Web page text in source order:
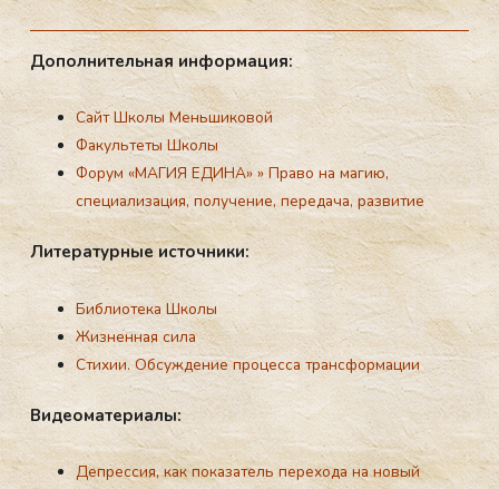
До­пол­ни­тель­ная ин­форма­ция:
Сайт Школы Меньшиковой
Факультеты Школы
Форум «МАГИЯ ЕДИНА» »Право на магию,
специализация, получение, передача, развитие
Ли­тера­тур­ные ис­точни­ки:
Библиотека Школы
Жизненная сила
Стихии. Обсуждение процесса трансформации
Ви­де­ома­тери­алы:
Депрессия, как показатель перехода на новый